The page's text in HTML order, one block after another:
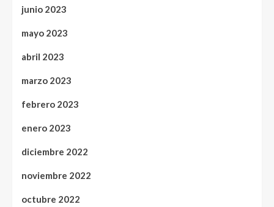
junio 2023
mayo 2023
abril 2023
marzo 2023
febrero 2023
enero 2023
diciembre 2022
noviembre 2022
octubre 2022